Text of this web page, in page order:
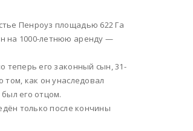
Пенроуз площадью 622 Га
на 1000-летнюю аренду —
теперь его законный сын, 31-
как он унаследовал
его отцом.
только после кончины